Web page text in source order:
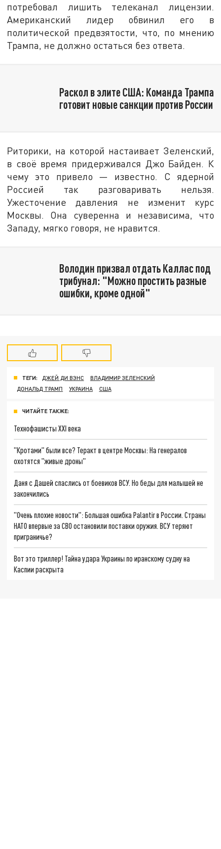
потребовал лишить телеканал лицензии.
Американский лидер обвинил его в
политической предвзятости, что, по мнению
Трампа, не должно остаться без ответа.
Раскол в элите США: Команда Трампа
готовит новые санкции против России
Риторики, на которой настаивает Зеленский,
в своё время придерживался Джо Байден. К
чему это привело — известно. С ядерной
Россией так разговаривать нельзя.
Ужесточение давления не изменит курс
Москвы. Она суверенна и независима, что
Западу, мягко говоря, не нравится.
Володин призвал отдать Каллас под
трибунал: "Можно простить разные
ошибки, кроме одной"
ТЕГИ: ДЖЕЙ ДИ ВЭНС
ВЛАДИМИР ЗЕЛЕНСКИЙ
ДОНАЛЬД ТРАМП
УКРАИНА США
ЧИТАЙТЕ ТАКЖЕ:
Технофашисты XXI века
"Кротами" были все? Теракт в центре Москвы: На генералов
охотятся "живые дроны"
Даня с Дашей спаслись от боевиков ВСУ. Но беды для малышей не
закончились
"Очень плохие новости": Большая ошибка Palantir в России. Страны
НАТО впервые за СВО остановили поставки оружия. ВСУ теряют
приграничье?
Вот это триллер! Тайна удара Украины по иранскому судну на
Каспии раскрыта